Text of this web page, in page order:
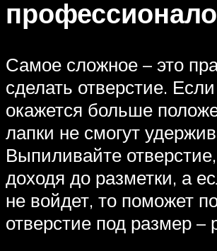
Самое сложное – это
сделать отверстие.
окажется больше
лапки не смогут
Выпиливайте
доходя до разметки, а
не войдет, то поможет
отверстие под размер –